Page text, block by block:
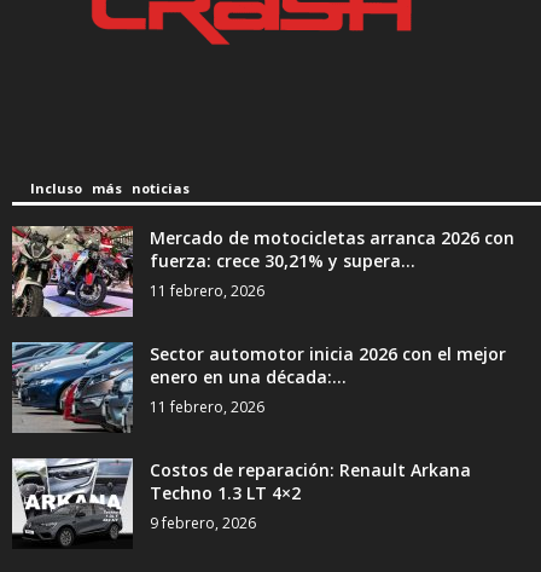
Incluso más noticias
Mercado de motocicletas arranca 2026 con
fuerza: crece 30,21% y supera...
11 febrero, 2026
Sector automotor inicia 2026 con el mejor
enero en una década:...
11 febrero, 2026
Costos de reparación: Renault Arkana
Techno 1.3 LT 4×2
9 febrero, 2026